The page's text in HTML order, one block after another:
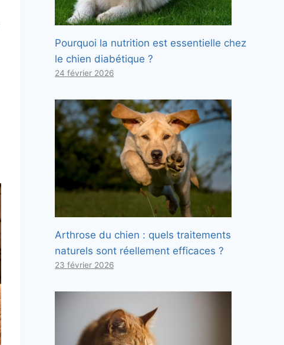
Pourquoi la nutrition est essentielle chez
le chien diabétique ?
24 février 2026
Arthrose du chien : quels traitements
naturels sont réellement efficaces ?
23 février 2026